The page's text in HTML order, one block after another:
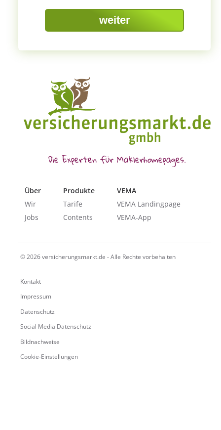
Captcha
weiter
Die Experten für Maklerhomepages.
Über
Wir
Jobs
Produkte
Tarife
Contents
VEMA
VEMA Landingpage
VEMA-App
© 2026 versicherungsmarkt.de - Alle Rechte vorbehalten
Kontakt
Impressum
Datenschutz
Social Media Datenschutz
Bildnachweise
Cookie-Einstellungen